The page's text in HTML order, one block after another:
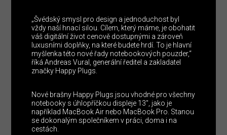
„Švédský smysl pro design a jednoduchost byl
vždy naší hnací silou. Cílem, který máme, je obohatit
váš digitální život cenově dostupnými a zároveň
luxusními doplňky, na které budete hrdí. To je hlavní
myšlenka této nové řady notebookových pouzder,“
říká Andreas Vural, generální ředitel a zakladatel
značky Happy Plugs.
Nové brašny Happy Plugs jsou vhodné pro všechny
notebooky s úhlopříčkou displeje 13″, jako je
například MacBook Air nebo MacBook Pro. Stanou
se dokonalým společníkem v práci, doma i na
cestách.